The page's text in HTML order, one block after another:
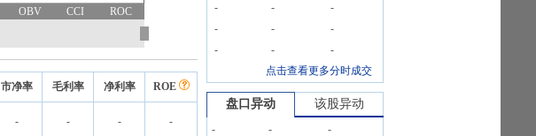
OBV CCI ROC
市净率 毛利率 净利率 ROE
- - - -
-
-
-
-
-
-
-
-
-
点击查看更多分时成交
盘口异动 该股异动
- -
-